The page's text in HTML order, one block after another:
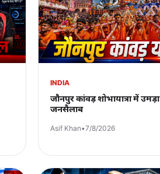
INDIA
जौनपुर कांवड़ शोभायात्रा में उमड़ा
जनसैलाब
Asif Khan•7/8/2026